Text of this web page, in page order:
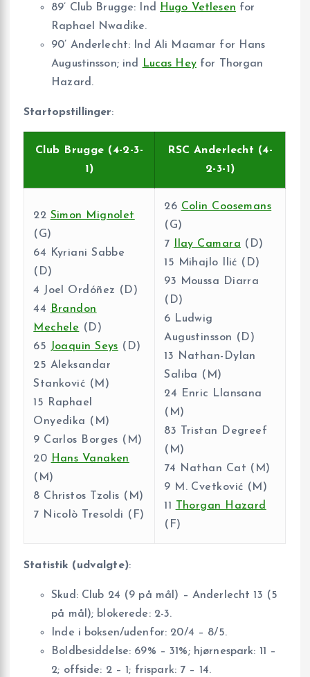
89’ Club Brugge: Ind
Hugo Vetlesen for
Raphael Nwadike.
90’ Anderlecht: Ind Ali Maamar for Hans
Augustinsson; ind
Lucas Heyfor Thorgan
Hazard.
Startopstillinger:
Club Brugge (4-2-3-
1)
RSC Anderlecht (4-
2-3-1)
22 Simon Mignolet
(G)
64 Kyriani Sabbe
(D)
4 Joel Ordóñez (D)
44 Brandon
Mechele (D)
65 Joaquin Seys (D)
25 Aleksandar
Stanković (M)
15 Raphael
Onyedika (M)
9 Carlos Borges (M)
20 Hans Vanaken
(M)
8 Christos Tzolis (M)
7 Nicolò Tresoldi (F)
26 Colin Coosemans
(G)
7 Ilay Camara (D)
15 Mihajlo Ilić (D)
93 Moussa Diarra
(D)
6 Ludwig
Augustinsson (D)
13 Nathan-Dylan
Saliba (M)
24 Enric Llansana
(M)
83 Tristan Degreef
(M)
74 Nathan Cat (M)
9 M. Cvetković (M)
11
Thorgan Hazard
(F)
Statistik (udvalgte):
Skud: Club 24 (9 på mål) – Anderlecht 13 (5
på mål); blokerede: 2-3.
Inde i boksen/udenfor: 20/4 – 8/5.
Boldbesiddelse: 69% – 31%; hjørnespark: 11 –
2; offside: 2 – 1; frispark: 7 – 14.